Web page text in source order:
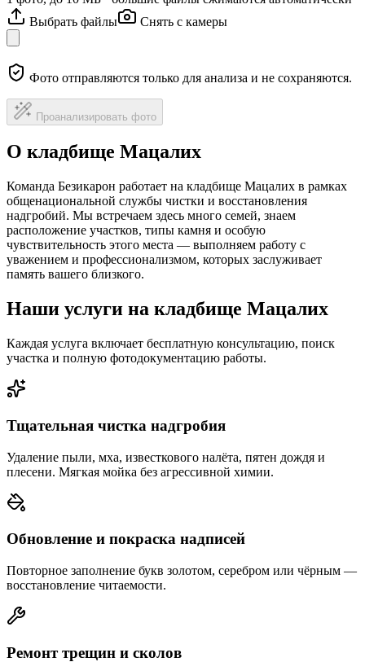
Выбрать файлы
Снять с камеры
Фото отправляются только для анализа и не сохраняются.
Проанализировать фото
О кладбище Мацалих
Команда Безикарон работает на кладбище Мацалих в рамках
общенациональной службы чистки и восстановления
надгробий. Мы встречаем здесь много семей, знаем
расположение участков, типы камня и особую
чувствительность этого места — выполняем работу с
уважением и профессионализмом, которых заслуживает
память вашего близкого.
Наши услуги на кладбище Мацалих
Каждая услуга включает бесплатную консультацию, поиск
участка и полную фотодокументацию работы.
Тщательная чистка надгробия
Удаление пыли, мха, известкового налёта, пятен дождя и
плесени. Мягкая мойка без агрессивной химии.
Обновление и покраска надписей
Повторное заполнение букв золотом, серебром или чёрным —
восстановление читаемости.
Ремонт трещин и сколов